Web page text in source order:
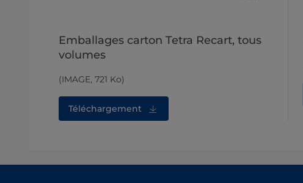
Emballages carton Tetra Recart, tous
volumes
(IMAGE, 721 Ko)
Téléchargement